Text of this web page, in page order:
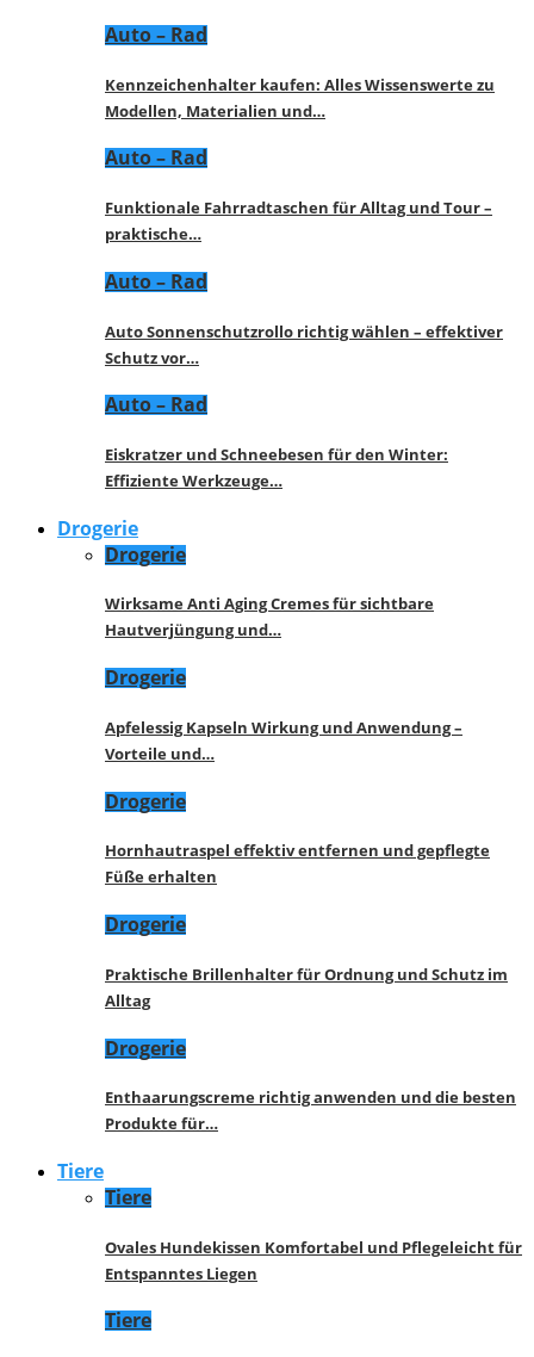
Auto – Rad
Kennzeichenhalter kaufen: Alles Wissenswerte zu
Modellen, Materialien und…
Auto – Rad
Funktionale Fahrradtaschen für Alltag und Tour –
praktische…
Auto – Rad
Auto Sonnenschutzrollo richtig wählen – effektiver
Schutz vor…
Auto – Rad
Eiskratzer und Schneebesen für den Winter:
Effiziente Werkzeuge…
Drogerie
Drogerie
Wirksame Anti Aging Cremes für sichtbare
Hautverjüngung und…
Drogerie
Apfelessig Kapseln Wirkung und Anwendung –
Vorteile und…
Drogerie
Hornhautraspel effektiv entfernen und gepflegte
Füße erhalten
Drogerie
Praktische Brillenhalter für Ordnung und Schutz im
Alltag
Drogerie
Enthaarungscreme richtig anwenden und die besten
Produkte für…
Tiere
Tiere
Ovales Hundekissen Komfortabel und Pflegeleicht für
Entspanntes Liegen
Tiere